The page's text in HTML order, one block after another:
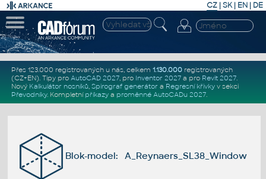
CZ | SK| EN | DE
Přes 123.000 registrovaných u nás, celkem 1.130.000registrovaných
(CZ+EN). Tipy pro AutoCAD 2027, pro Inventor 2027a pro Revit 2027.
Nový Kalkulátor nosníků, Spirograf generátor a Regresní křivkyv sekci
Převodníky. Kompletní příkazya proměnné AutoCADu 2027.
Blok-model: A_Reynaers_SL38_Window